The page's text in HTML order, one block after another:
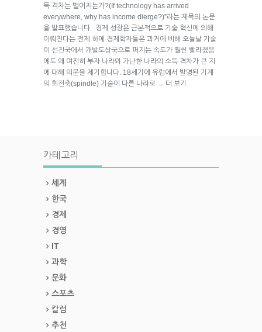
득 격차는 벌어지는가?(If technology has arrived
everywhere, why has income dierge?)”라는 제목의 논문
을 발표했습니다. 경제 성장은 근본적으로 기술 혁신에 의해
이뤄진다는 전제 하에 경제학자들은 과거에 비해 오늘날 기술
이 선진국에서 개발도상국으로 퍼지는 속도가 훨씬 빨라졌음
에도 왜 여전히 부자 나라와 가난한 나라의 소득 격차가 큰 지
에 대해 의문을 제기합니다. 18세기에 유럽에서 발명된 기계
의 회전축(spindle) 기술이 다른 나라로 → 더 보기
카테고리
세계
한국
경제
경영
IT
과학
문화
스포츠
칼럼
추천